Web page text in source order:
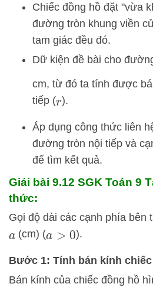
Chiếc đồng hồ đặt "vừa
đường tròn khung viền
tam giác đều đó.
Dữ kiện đề bài cho
cm, từ đó ta tính được
tiếp (r).
Áp dụng công thức liên
đường tròn nội tiếp và
để tìm kết quả.
Giải bài 9.12 SGK Toán 9
thức:
Gọi độ dài các cạnh phía bên
a (cm) (a >0 ).
Bước 1: Tính bán kính
Bán kính của chiếc đồng hồ